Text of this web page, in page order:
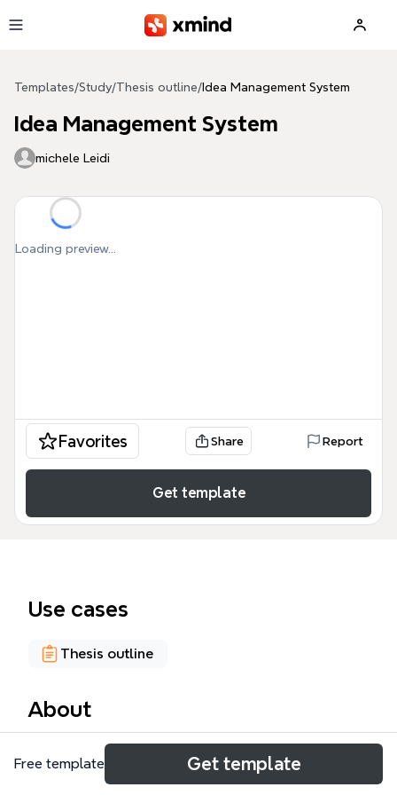
Templates/Study/Thesis outline/ Idea Management System
Idea Management System
michele Leidi
Loading preview...
Favorites Share Report
Get template
Use cases
Thesis outline
About
Questa mappa mentale 'Idea Management System'
analizza in 168 nodi il processo di gestione
Free template Get template